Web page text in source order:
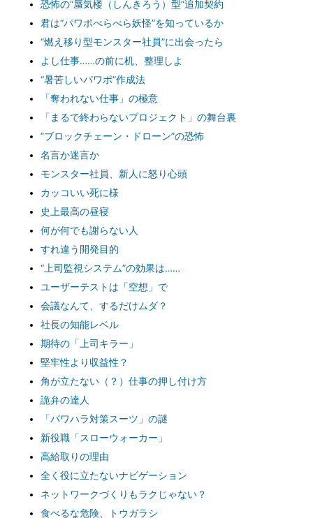
恐怖の“蜃気楼（しんきろう）型”追加契約
君は“パワポべらべら妖怪”を知っているか
“燃え移り型モンスター社員”に出会ったら
よし仕事……の前に机、整理しよ
“暑苦しいパワポ”作成法
「奪われない仕事」の極意
「まるで終わらないプロジェクト」の舞台裏
”ブロックチェーン・ドローン”の恐怖
名言か迷言か
モンスター社員、新人に怒り心頭
カッコいい死に様
史上最高の昼寝
何が何でも謝らない人
すれ違う開発目的
“上司監視システム”の効果は……
ユーザーテストは「空想」で
会議なんて、するだけムダ？
社長の知能レベル
期待の「上司キラー」
堅牢性より収益性？
角が立たない（？）仕事の押し付け方
詭弁の達人
「パワハラ対策スーツ」の謎
新役職「スローウォーカー」
高給取りの理由
全く役に立たないナビゲーション
ネットワークづくりもラクじゃない？
食べるな危険、トウガラシ